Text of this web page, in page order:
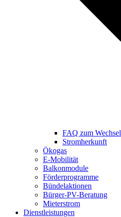
FAQ zum Wechsel
Stromherkunft
Ökogas
E-Mobilität
Balkonmodule
Förderprogramme
Bündelaktionen
Bürger-PV-Beratung
Mieterstrom
Dienstleistungen